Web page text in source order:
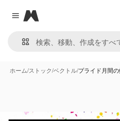
Close menu
Magnific
ホーム/ストック/ベクトル/プライド月間